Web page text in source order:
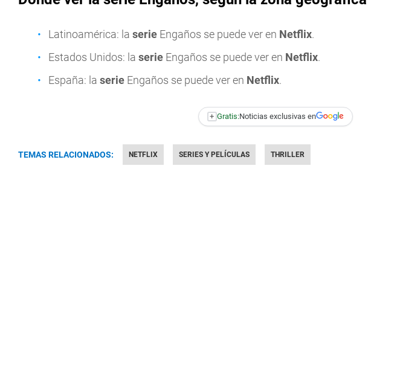
Latinoamérica: la serie Engaños se puede ver en Netflix.
Estados Unidos: la serie Engaños se puede ver en Netflix.
España: la serie Engaños se puede ver en Netflix.
+ Gratis:Noticias exclusivas en
TEMAS RELACIONADOS: NETFLIX SERIES Y PELÍCULAS THRILLER